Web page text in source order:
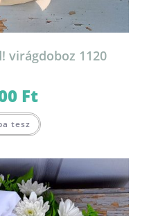
virágdoboz 1120
Ft
tesz